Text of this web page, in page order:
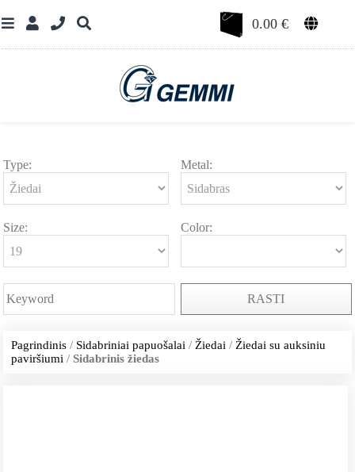
0.00€
Type: Metal:
Size: Color:
RASTI
Pagrindinis / Sidabriniai papuošalai / Žiedai / Žiedai su auksiniu
paviršiumi /Sidabrinis žiedas